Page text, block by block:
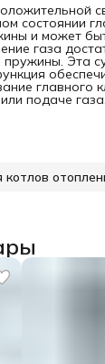
состоянии
и может
газа
Эта
главного
подаче газа.